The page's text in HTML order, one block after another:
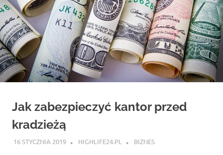
Jak zabezpieczyć kantor przed
kradzieżą
16 STYCZNIA 2019 HIGHLIFE24.PL BIZNES